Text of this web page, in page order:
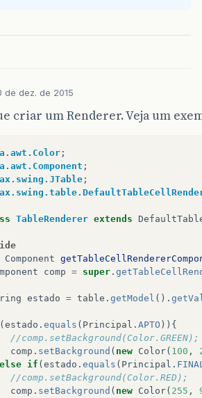
String.class;
getColumnCount
uma para o sobrenome e uma
dataFormatada
formataData
c = Calendar.getInstance();
data
getColumnName (int coluna )
{
(coluna )
{
"Data Saida";
// o nome da
:
"Portador";
// o nome da
de dez. de 2015
criar um Renderer. Veja um
;
;
;
TableRenderer extends
Component
comp = super .
estado = table . getModel ().
( estado . equals ( Principal . APTO )){
//comp.setBackground(Color.GREEN);
comp . setBackground ( new Color( 100 ,
else if ( estado . equals ( Principal .
//comp.setBackground(Color.RED);
comp . setBackground ( new Color( 255 ,